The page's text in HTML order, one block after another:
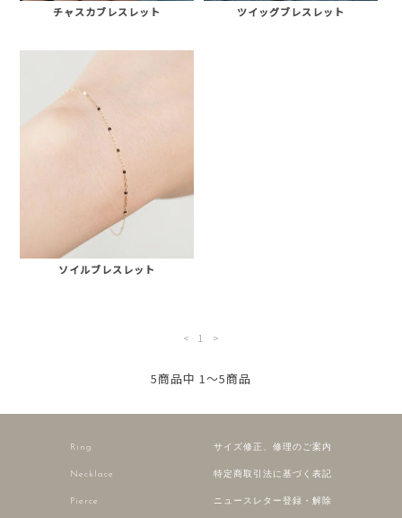
チャスカブレスレット ツイッグブレスレット
ソイルブレスレット
< 1 >
5商品中 1～5商品
Ring
Necklace
Pierce
サイズ修正、修理のご案内
特定商取引法に基づく表記
ニュースレター登録・解除